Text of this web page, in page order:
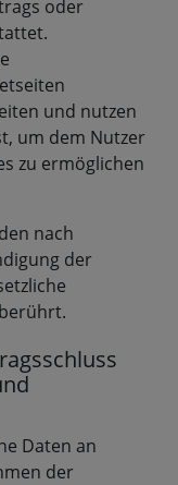
oder
und nutzen
um dem Nutzer
zu ermöglichen
nach
der
Daten an
der